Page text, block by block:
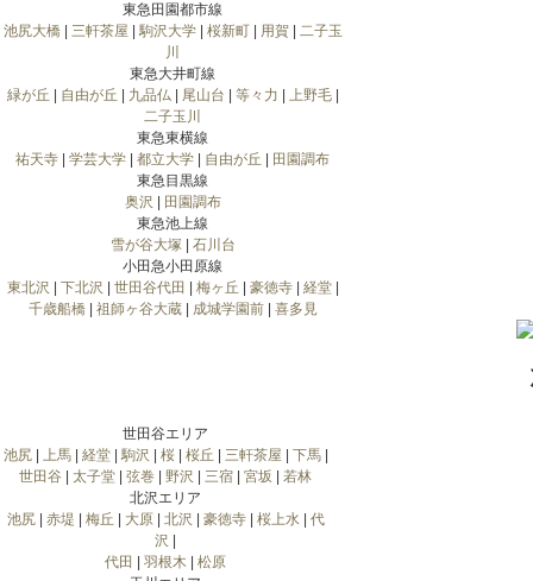
東急田園都市線
池尻大橋| 三軒茶屋 駒沢大学| 桜新町| 用賀| 二子玉
川
東急大井町線
緑が丘
自由が丘 九品仏| 尾山台 等々力 上野毛|
二子玉川
東急東横線
祐天寺
学芸大学 都立大学 自由が丘
田園調布
東急目黒線
奥沢
田園調布
東急池上線
雪が谷大塚| 石川台
小田急小田原線
東北沢
下北沢 世田谷代田 梅ヶ丘 豪徳寺| 経堂|
千歳船橋| 祖師ヶ谷大蔵| 成城学園前| 喜多見
世田谷エリア
池尻| 上馬| 経堂| 駒沢 桜| 桜丘 三軒茶屋 下馬|
世田谷
太子堂 弦巻 野沢 三宿 宮坂
若林
北沢エリア
池尻| 赤堤 梅丘 大原| 北沢 豪徳寺| 桜上水| 代
沢
代田
羽根木
松原